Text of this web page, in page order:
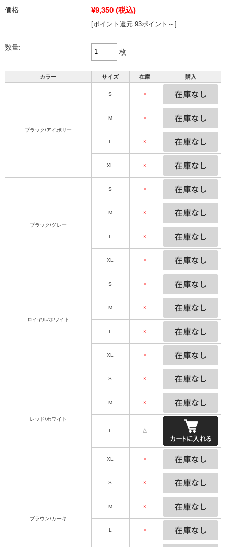
価格:
¥9,350 (税込)
[ポイント還元 93ポイント～]
数量:
枚
カラー サイズ 在庫 購入
ブラック/アイボリー
S ×
M ×
L ×
XL ×
ブラック/グレー
S ×
M ×
L ×
XL ×
ロイヤル/ホワイト
S ×
M ×
L ×
XL ×
レッド/ホワイト
S ×
M ×
L △
XL ×
ブラウン/カーキ
S ×
M ×
L ×